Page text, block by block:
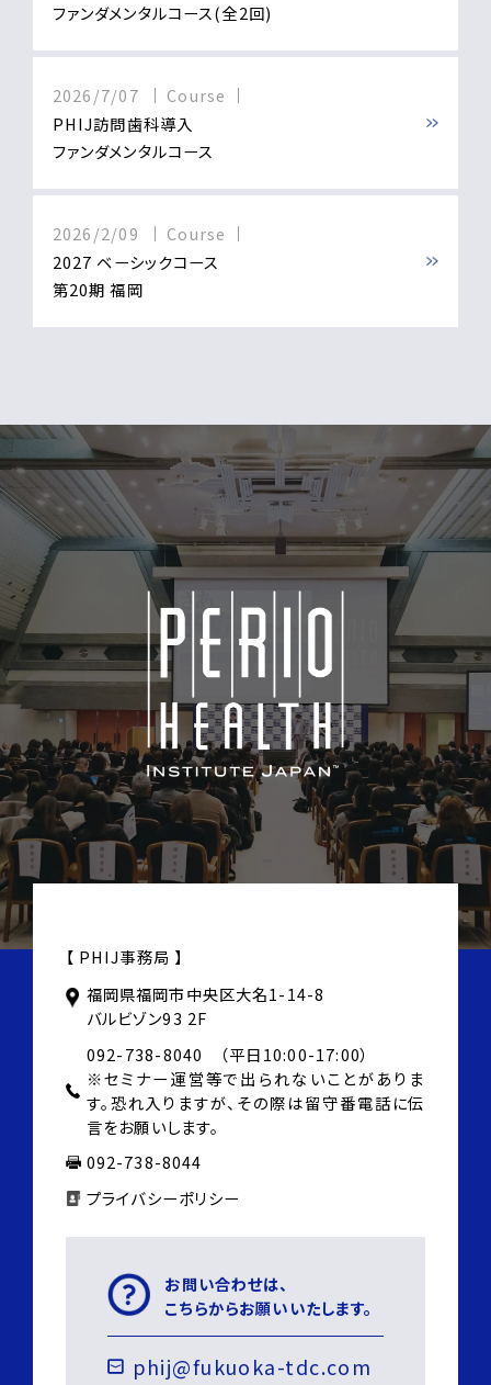
ファンダメンタルコース(全2回)
2026/7/07
Course
PHIJ訪問歯科導入
ファンダメンタルコース
2026/2/09
Course
2027 ベーシックコース
第20期 福岡
【 PHIJ事務局 】
福岡県福岡市中央区大名1-14-8
バルビゾン93 2F
092-738-8040 （平日10:00-17:00）
※セミナー運営等で出られないことがありま
す。恐れ入りますが、その際は留守番電話に伝
言をお願いします。
092-738-8044
プライバシーポリシー
お問い合わせは、
こちらからお願いいたします。
phij@fukuoka-tdc.com